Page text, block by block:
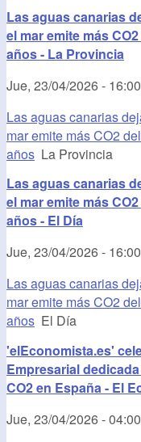
Las aguas canarias
el mar emite más
años - La Provincia
Jue, 23/04/2026 - 16:00
Las aguas canarias
mar emite más CO2
años La Provincia
Las aguas canarias
el mar emite más
años - El Día
Jue, 23/04/2026 - 16:00
Las aguas canarias
mar emite más CO2
años El Día
'elEconomista.es'
Empresarial
CO2 en España - El
Jue, 23/04/2026 - 04:00